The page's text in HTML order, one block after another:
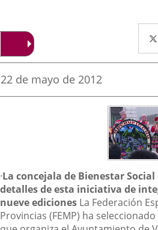
Fecha
la
22 de mayo de 2012
Descripción
·La concejala de Bienestar
detalles de esta iniciativa de
nueve ediciones La Federación
Provincias (FEMP) ha